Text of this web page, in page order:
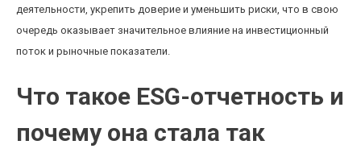
деятельности, укрепить доверие и уменьшить риски, что в свою
очередь оказывает значительное влияние на инвестиционный
поток и рыночные показатели.
Что такое ESG-отчетность и
почему она стала так